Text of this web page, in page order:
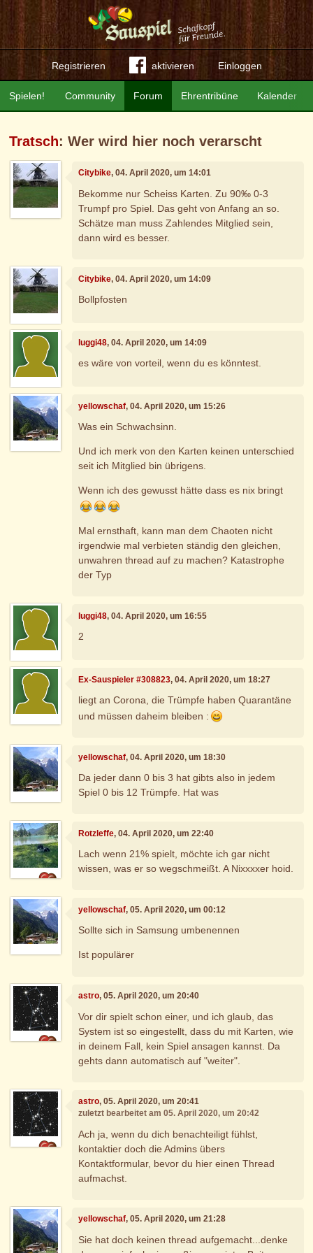
Registrieren aktivieren Einloggen
Community Forum Ehrentribüne Kalender
Spielen!
Tratsch: Wer wird hier noch verarscht
Citybike, 04. April 2020, um 14:01
Bekomme nur Scheiss Karten. Zu 90‰ 0-3
Trumpf pro Spiel. Das geht von Anfang an so.
Schätze man muss Zahlendes Mitglied sein,
dann wird es besser.
Citybike, 04. April 2020, um 14:09
Bollpfosten
luggi48, 04. April 2020, um 14:09
es wäre von vorteil, wenn du es könntest.
yellowschaf, 04. April 2020, um 15:26
Was ein Schwachsinn.
Und ich merk von den Karten keinen unterschied
seit ich Mitglied bin übrigens.
Wenn ich des gewusst hätte dass es nix bringt
Mal ernsthaft, kann man dem Chaoten nicht
irgendwie mal verbieten ständig den gleichen,
unwahren thread auf zu machen? Katastrophe
der Typ
luggi48, 04. April 2020, um 16:55
2
Ex-Sauspieler #308823, 04. April 2020, um 18:27
liegt an Corona, die Trümpfe haben Quarantäne
und müssen daheim bleiben :
yellowschaf, 04. April 2020, um 18:30
Da jeder dann 0 bis 3 hat gibts also in jedem
Spiel 0 bis 12 Trümpfe. Hat was
Rotzleffe, 04. April 2020, um 22:40
Lach wenn 21% spielt, möchte ich gar nicht
wissen, was er so wegschmeißt. A Nixxxxer hoid.
yellowschaf, 05. April 2020, um 00:12
Sollte sich in Samsung umbenennen
Ist populärer
astro, 05. April 2020, um 20:40
Vor dir spielt schon einer, und ich glaub, das
System ist so eingestellt, dass du mit Karten, wie
in deinem Fall, kein Spiel ansagen kannst. Da
gehts dann automatisch auf "weiter".
astro, 05. April 2020, um 20:41
zuletzt bearbeitet am 05. April 2020, um 20:42
Ach ja, wenn du dich benachteiligt fühlst,
kontaktier doch die Admins übers
Kontaktformular, bevor du hier einen Thread
aufmachst.
yellowschaf, 05. April 2020, um 21:28
Sie hat doch keinen thread aufgemacht...denke